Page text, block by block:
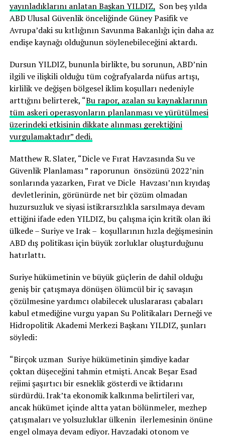
yayınladıklarını anlatan Başkan YILDIZ, Son beş yılda
ABD Ulusal Güvenlik önceliğinde Güney Pasifik ve
Avrupa’daki su kıtlığının Savunma Bakanlığı için daha az
endişe kaynağı olduğunun söylenebileceğini aktardı.
Dursun YILDIZ, bununla birlikte, bu sorunun, ABD’nin
ilgili ve ilişkili olduğu tüm coğrafyalarda nüfus artışı,
kirlilik ve değişen bölgesel iklim koşulları nedeniyle
arttığını belirterek, “Bu rapor, azalan su kaynaklarının
tüm askeri operasyonların planlanması ve yürütülmesi
üzerindeki etkisinin dikkate alınması gerektiğini
vurgulamaktadır” dedi.
Matthew R. Slater, “Dicle ve Fırat Havzasında Su ve
Güvenlik Planlaması ” raporunun önsözünü 2022’nin
sonlarında yazarken, Fırat ve Dicle Havzası’nın kıyıdaş
devletlerinin, görünürde net bir çözüm olmadan
huzursuzluk ve siyasi istikrarsızlıkla sarsılmaya devam
ettiğini ifade eden YILDIZ, bu çalışma için kritik olan iki
ülkede – Suriye ve Irak – koşullarının hızla değişmesinin
ABD dış politikası için büyük zorluklar oluşturduğunu
hatırlattı.
Suriye hükümetinin ve büyük güçlerin de dahil olduğu
geniş bir çatışmaya dönüşen ölümcül bir iç savaşın
çözülmesine yardımcı olabilecek uluslararası çabaları
kabul etmediğine vurgu yapan Su Politikaları Derneği ve
Hidropolitik Akademi Merkezi Başkanı YILDIZ, şunları
söyledi:
“Birçok uzman Suriye hükümetinin şimdiye kadar
çoktan düşeceğini tahmin etmişti. Ancak Beşar Esad
rejimi şaşırtıcı bir esneklik gösterdi ve iktidarını
sürdürdü. Irak’ta ekonomik kalkınma belirtileri var,
ancak hükümet içinde altta yatan bölünmeler, mezhep
çatışmaları ve yolsuzluklar ülkenin ilerlemesinin önüne
engel olmaya devam ediyor. Havzadaki otonom ve